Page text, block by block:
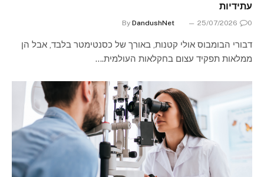
עתידיות
By DandushNet 25/07/2026 0
דבורי הבומבוס אולי קטנות, באורך של כסנטימטר בלבד, אבל הן
ממלאות תפקיד עצום בחקלאות העולמית.…